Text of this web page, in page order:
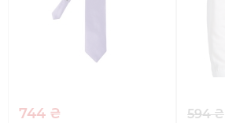
744 ₴ 594 ₴